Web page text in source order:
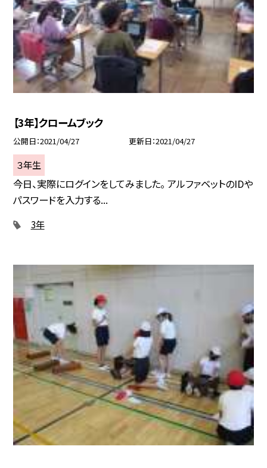
【3年】クロームブック
公開日 2021/04/27 更新日 2021/04/27
３年生
今日、実際にログインをしてみました。 アルファベットのIDや
パスワードを入力する...
3年